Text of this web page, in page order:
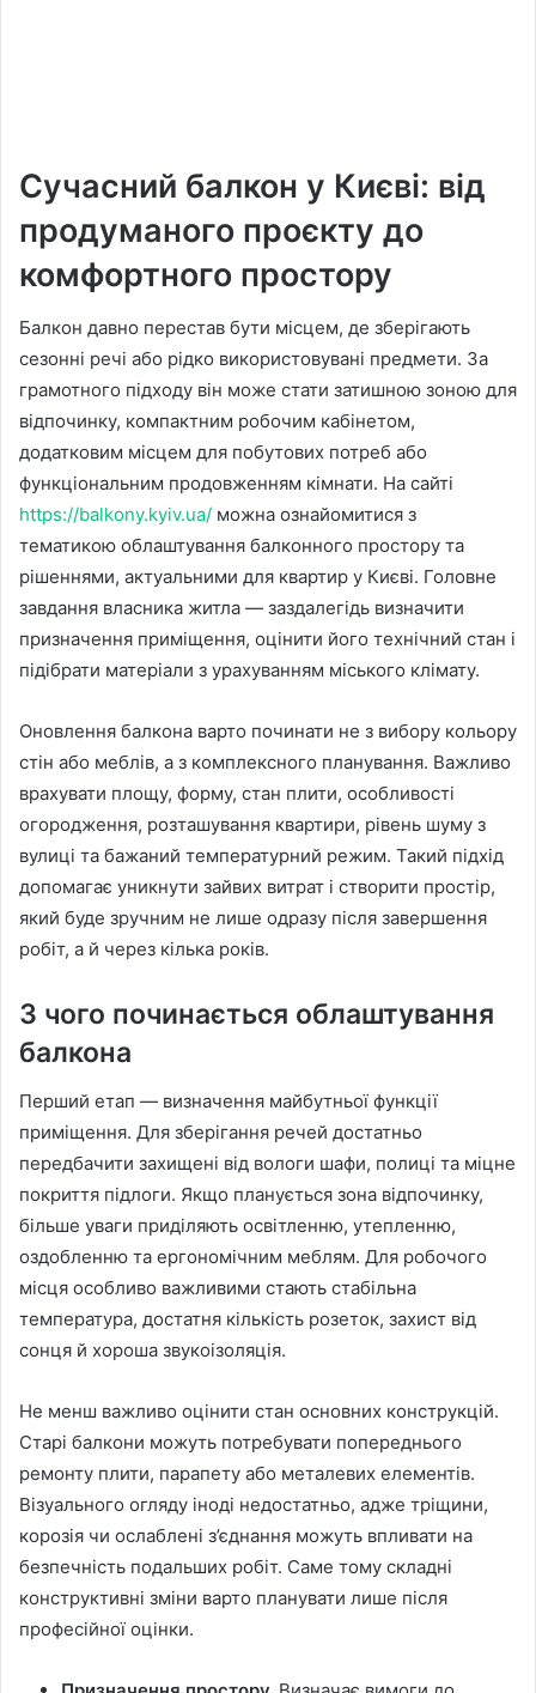
Сучасний балкон у Києві: від
продуманого проєкту до
комфортного простору
Балкон давно перестав бути місцем, де зберігають
сезонні речі або рідко використовувані предмети. За
грамотного підходу він може стати затишною зоною для
відпочинку, компактним робочим кабінетом,
додатковим місцем для побутових потреб або
функціональним продовженням кімнати. На сайті
https://balkony.kyiv.ua/ можна ознайомитися з
тематикою облаштування балконного простору та
рішеннями, актуальними для квартир у Києві. Головне
завдання власника житла — заздалегідь визначити
призначення приміщення, оцінити його технічний стан і
підібрати матеріали з урахуванням міського клімату.
Оновлення балкона варто починати не з вибору кольору
стін або меблів, а з комплексного планування. Важливо
врахувати площу, форму, стан плити, особливості
огородження, розташування квартири, рівень шуму з
вулиці та бажаний температурний режим. Такий підхід
допомагає уникнути зайвих витрат і створити простір,
який буде зручним не лише одразу після завершення
робіт, а й через кілька років.
З чого починається облаштування
балкона
Перший етап — визначення майбутньої функції
приміщення. Для зберігання речей достатньо
передбачити захищені від вологи шафи, полиці та міцне
покриття підлоги. Якщо планується зона відпочинку,
більше уваги приділяють освітленню, утепленню,
оздобленню та ергономічним меблям. Для робочого
місця особливо важливими стають стабільна
температура, достатня кількість розеток, захист від
сонця й хороша звукоізоляція.
Не менш важливо оцінити стан основних конструкцій.
Старі балкони можуть потребувати попереднього
ремонту плити, парапету або металевих елементів.
Візуального огляду іноді недостатньо, адже тріщини,
корозія чи ослаблені з’єднання можуть впливати на
безпечність подальших робіт. Саме тому складні
конструктивні зміни варто планувати лише після
професійної оцінки.